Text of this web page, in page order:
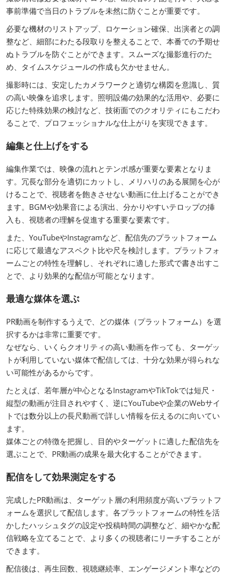
事前準備で当日のトラブルを未然に防ぐことが重要です。
必要な機材のリストアップ、ロケーション確保、出演者との調
整など、細部にわたる段取りを整えることで、本番での予期せ
ぬトラブルを防ぐことができます。スムーズな撮影進行のた
め、タイムスケジュールの作成も欠かせません。
撮影時には、安定したカメラワークと適切な構図を意識し、質
の高い映像を追求します。照明設備の効果的な活用や、必要に
応じた特殊効果の検討など、技術面でのクオリティにもこだわ
ることで、プロフェッショナルな仕上がりを実現できます。
編集と仕上げをする
編集作業では、映像の流れとテンポ感が重要な要素となりま
す。冗長な部分を適切にカットし、メリハリのある展開を心が
けることで、視聴者を飽きさせない動画に仕上げることができ
ます。BGMや効果音による演出、分かりやすいテロップの挿
入も、視聴者の理解を促進する重要な要素です。
また、YouTubeやInstagramなど、配信先のプラットフォーム
に応じて最適なアスペクト比や尺を検討します。プラットフォ
ームごとの特性を理解し、それぞれに適した形式で書き出すこ
とで、より効果的な配信が可能となります。
最適な媒体を選ぶ
PR動画を制作するうえで、どの媒体（プラットフォーム）を選
択するかは非常に重要です。
なぜなら、いくらクオリティの高い動画を作っても、ターゲッ
トが利用していない媒体で配信しては、十分な効果が得られな
い可能性があるからです。
たとえば、若年層が中心となるInstagramやTikTokでは短尺・
縦型の動画が注目されやすく、逆にYouTubeや企業のWebサイ
トでは数分以上の長尺動画で詳しい情報を伝えるのに向いてい
ます。
媒体ごとの特徴を把握し、目的やターゲットに適した配信先を
選ぶことで、PR動画の成果を最大化することができます。
配信をして効果測定をする
完成したPR動画は、ターゲット層の利用頻度が高いプラットフ
ォームを選択して配信します。各プラットフォームの特性を活
かしたハッシュタグの設定や投稿時間の調整など、細やかな配
信戦略を立てることで、より多くの視聴者にリーチすることが
できます。
配信後は、再生回数、視聴継続率、エンゲージメント率などの